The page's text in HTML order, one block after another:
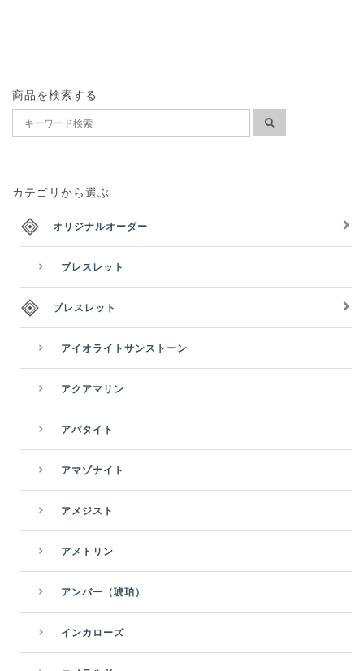
商品を検索する
カテゴリから選ぶ
オリジナルオーダー
ブレスレット
ブレスレット
アイオライトサンストーン
アクアマリン
アパタイト
アマゾナイト
アメジスト
アメトリン
アンバー（琥珀）
インカローズ